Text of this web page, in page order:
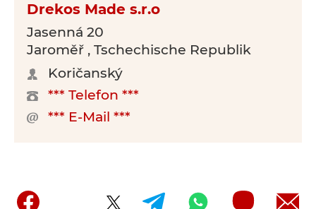
Drekos Made s.r.o
Jasenná 20
Jaroměř , Tschechische Republik
Koričanský
*** Telefon ***
*** E-Mail ***